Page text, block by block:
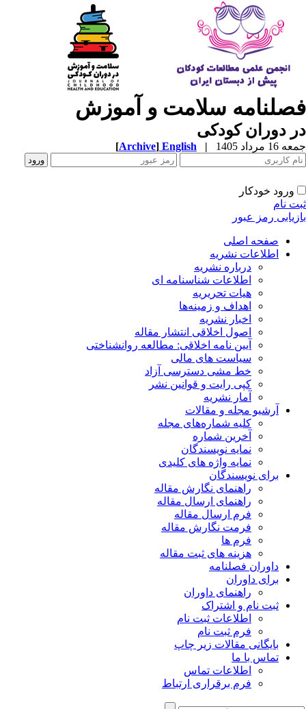
سلامت و آموزش
دوران کودکی
مرداد 1405 |
English
[Archive]
ورود خودکار
نام
رمز عبور
صفحه اصلی
اطلاعات نشریه
درباره نشریه
اطلاعات شناسنامه ای
هیات تحریریه
اهداف و زمینه‌ها
اخبار نشریه
اصول اخلاقی انتشار مقاله
آیین نامه اخلاقی: مطالعه روانشناختی
سیاست های مالی
خط مشی دسترسی آزاد
کپی رایت و قوانین نشر
آمار نشریه
آرشیو مجله و مقالات
کلیه شماره‌های مجله
آخرین شماره
نمایه نویسندگان
نمایه واژه های کلیدی
برای نویسندگان
راهنمای نگارش مقاله
راهنمای ارسال مقاله
فرم ارسال مقاله
فرمت نگارش مقاله
فرم ها
هزینه های ثبت مقاله
داوران فصلنامه
برای داوران
راهنمای داوران
ثبت نام و اشتراک
اطلاعات ثبت نام
فرم ثبت نام
بایگانی مقالات زیر چاپ
تماس با ما
اطلاعات تماس
فرم برقراری ارتباط